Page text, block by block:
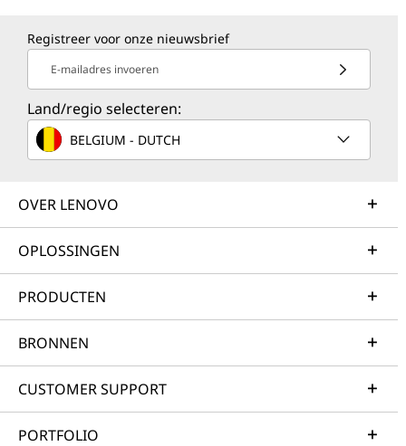
Registreer voor onze nieuwsbrief
E-mailadres invoeren
Land/regio selecteren:
BELGIUM - DUTCH
OVER LENOVO
OPLOSSINGEN
PRODUCTEN
BRONNEN
CUSTOMER SUPPORT
PORTFOLIO